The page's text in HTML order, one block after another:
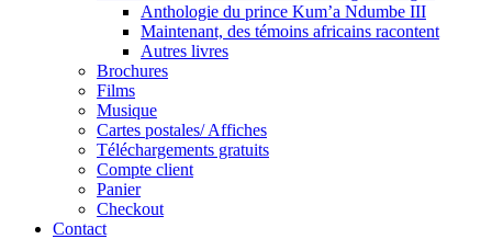
Anthologie du prince Kum’a Ndumbe III
Maintenant, des témoins africains racontent
Autres livres
Brochures
Films
Musique
Cartes postales/ Affiches
Téléchargements gratuits
Compte client
Panier
Checkout
Contact